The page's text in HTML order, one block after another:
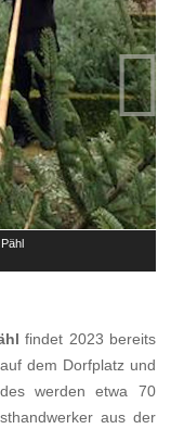

findet 2023 bereits
dem Dorfplatz und
werden etwa 70
aus der